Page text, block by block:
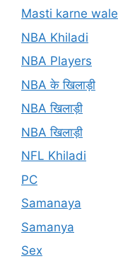
Masti karne wale
NBA Khiladi
NBA Players
NBA के खिलाड़ी
NBA खिलाड़ी
NBA खिलाड़ी
NFL Khiladi
PC
Samanaya
Samanya
Sex